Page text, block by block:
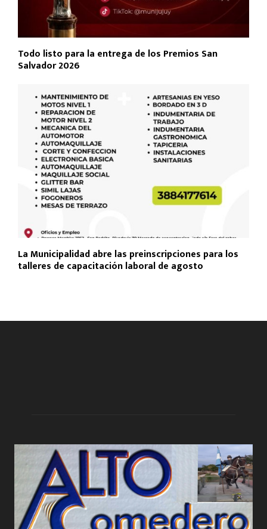
Todo listo para la entrega de los Premios San
Salvador 2026
La Municipalidad abre las preinscripciones para los
talleres de capacitación laboral de agosto